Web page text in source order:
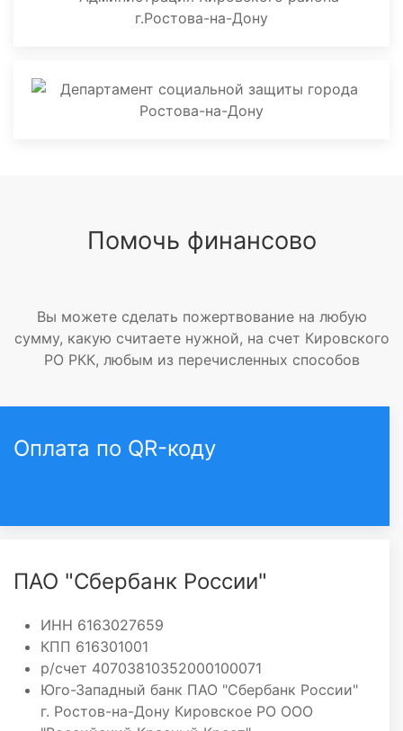
Помочь финансово
Вы можете сделать пожертвование на любую
сумму, какую считаете нужной, на счет Кировского
РО РКК, любым из перечисленных способов
Оплата по QR-коду
ПАО "Сбербанк России"
ИНН 6163027659
КПП 616301001
р/счет 40703810352000100071
Юго-Западный банк ПАО "Сбербанк России"
г. Ростов-на-Дону Кировское РО ООО